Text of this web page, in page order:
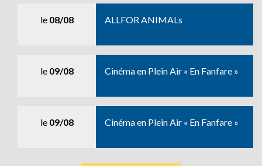
le 08/08 ALLFOR ANIMALs
le 09/08 Cinéma en Plein Air « En Fanfare »
le 09/08 Cinéma en Plein Air « En Fanfare »